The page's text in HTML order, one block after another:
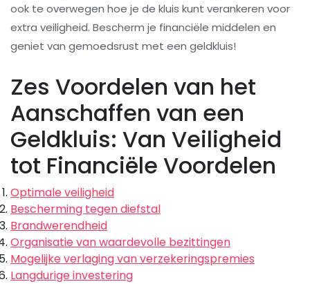
ook te overwegen hoe je de kluis kunt verankeren voor
extra veiligheid. Bescherm je financiële middelen en
geniet van gemoedsrust met een geldkluis!
Zes Voordelen van het
Aanschaffen van een
Geldkluis: Van Veiligheid
tot Financiële Voordelen
Optimale veiligheid
Bescherming tegen diefstal
Brandwerendheid
Organisatie van waardevolle bezittingen
Mogelijke verlaging van verzekeringspremies
Langdurige investering